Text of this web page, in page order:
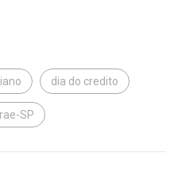
dia do credito
SP